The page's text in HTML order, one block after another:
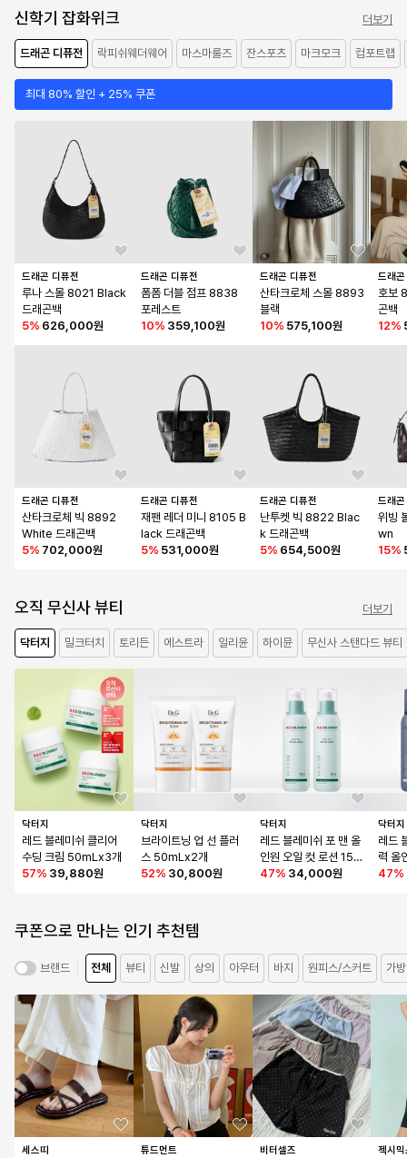
신학기 잡화위크 더보기
드래곤 디퓨전 락피쉬웨더웨어 마스마룰즈 잔스포츠 마크모크 컴포트랩
최대 80% 할인 + 25% 쿠폰
드래곤 디퓨전
루나 스몰 8021 Black
드래곤백
5% 626,000원
드래곤 디퓨전
산타크로체 빅 8892
White 드래곤백
5% 702,000원
드래곤 디퓨전
폼폼 더블 점프 8838
포레스트
10% 359,100원
드래곤 디퓨전
재팬 레더 미니 8105 B
lack 드래곤백
5% 531,000원
드래곤 디퓨전
산타크로체 스몰 8893
블랙
10% 575,100원
드래곤 디퓨전
난투켓 빅 8822 Blac
k 드래곤백
5% 654,500원
드래
호보
곤백
12%
드래
위빙
wn
15%
오직 무신사 뷰티 더보기
닥터지 밀크터치 토리든 에스트라 일리윤 하이뮨 무신사 스탠다드 뷰티
닥터지
레드 블레미쉬 클리어
수딩 크림 50mLx3개
57% 39,880원
닥터지
브라이트닝 업 선 플러
스 50mLx2개
52% 30,800원
닥터지
레드 블레미쉬 포 맨 올
인원 오일 컷 로션 150
mLx2개
47% 34,000원
닥터지
레드
력 올
47%
쿠폰으로 만나는 인기 추천템
브랜드 전체 뷰티 신발 상의 아우터 바지 원피스/스커트 가방
세스띠 튜드먼트 비터셀즈 젝시